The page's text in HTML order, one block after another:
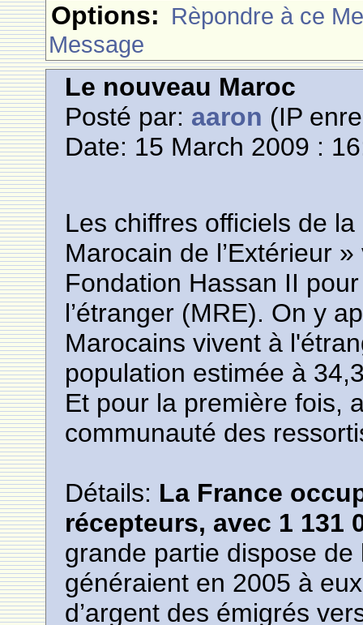
Options: Rèpondre à ce
Message
Le nouveau Maroc
Posté par: aaron (IP
Date: 15 March 2009 :
Les chiffres officiels de
Marocain de l’Extérieur
Fondation Hassan II
l’étranger (MRE). On y
Marocains vivent à
population estimée à
Et pour la première fois,
communauté des
Détails: La France
récepteurs, avec 1 131
grande partie dispose
généraient en 2005 à
d’argent des émigrés